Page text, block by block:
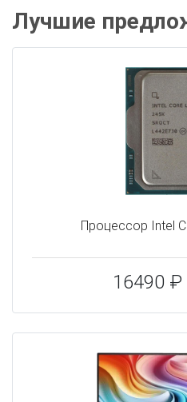
Лучшие
Процессор Intel
16490 ₽